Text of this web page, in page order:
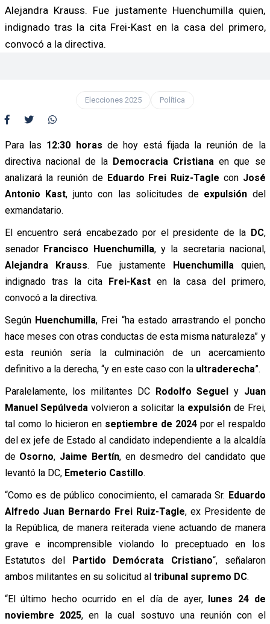
Alejandra Krauss. Fue justamente Huenchumilla quien,
indignado tras la cita Frei-Kast en la casa del primero,
convocó a la directiva.
Elecciones 2025 Política
Para las 12:30 horas de hoy está fijada la reunión de la
directiva nacional de la Democracia Cristiana en que se
analizará la reunión de Eduardo Frei Ruiz-Tagle con José
Antonio Kast, junto con las solicitudes de expulsión del
exmandatario.
El encuentro será encabezado por el presidente de la DC,
senador Francisco Huenchumilla, y la secretaria nacional,
Alejandra Krauss. Fue justamente Huenchumilla quien,
indignado tras la cita Frei-Kasten la casa del primero,
convocó a la directiva.
Según Huenchumilla, Frei “ha estado arrastrando el poncho
hace meses con otras conductas de esta misma naturaleza” y
esta reunión sería la culminación de un acercamiento
definitivo a la derecha, “y en este caso con la ultraderecha”.
Paralelamente, los militantes DC Rodolfo Seguel y Juan
Manuel Sepúlveda volvieron a solicitar la expulsiónde Frei,
tal como lo hicieron en septiembre de 2024 por el respaldo
del ex jefe de Estado al candidato independiente a la alcaldía
de Osorno, Jaime Bertín, en desmedro del candidato que
levantó la DC, Emeterio Castillo.
“Como es de público conocimiento, el camarada Sr. Eduardo
Alfredo Juan Bernardo Frei Ruiz-Tagle, ex Presidente de
la República, de manera reiterada viene actuando de manera
grave e incomprensible violando lo preceptuado en los
Estatutos del Partido Demócrata Cristiano“, señalaron
ambos militantes en su solicitud al tribunal supremo DC.
“El último hecho ocurrido en el día de ayer, lunes 24 de
noviembre 2025, en la cual sostuvo una reunión con el